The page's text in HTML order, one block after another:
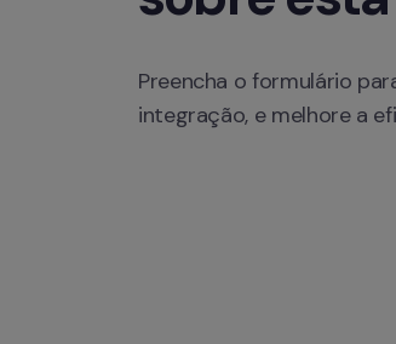
Preencha o formulário
integração, e melhore a